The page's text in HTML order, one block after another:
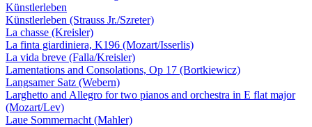
Künstlerleben
Künstlerleben (Strauss Jr./Szreter)
La chasse (Kreisler)
La finta giardiniera, K196 (Mozart/Isserlis)
La vida breve (Falla/Kreisler)
Lamentations and Consolations, Op 17 (Bortkiewicz)
Langsamer Satz (Webern)
Larghetto and Allegro for two pianos and orchestra in E flat major
(Mozart/Lev)
Laue Sommernacht (Mahler)